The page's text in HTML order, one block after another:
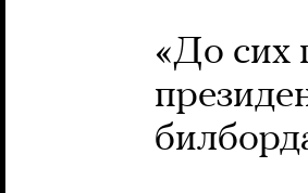
«До сих